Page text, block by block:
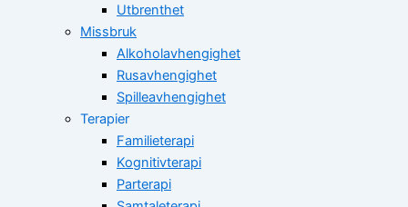
Utbrenthet
Missbruk
Alkoholavhengighet
Rusavhengighet
Spilleavhengighet
Terapier
Familieterapi
Kognitivterapi
Parterapi